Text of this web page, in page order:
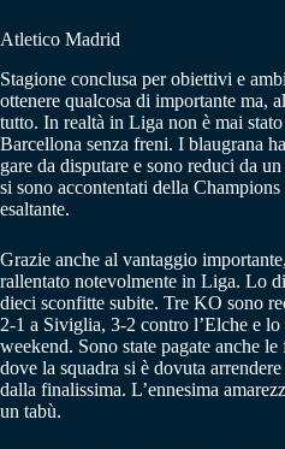
Atletico Madrid
Stagione conclusa per obiettivi e
ottenere qualcosa di importante ma,
tutto. In realtà in Liga non è mai
Barcellona senza freni. I blaugrana
gare da disputare e sono reduci da
si sono accontentati della
esaltante.
Grazie anche al vantaggio
rallentato notevolmente in Liga. Lo
dieci sconfitte subite. Tre KO sono
2-1 a Siviglia, 3-2 contro l’Elche e
weekend. Sono state pagate anche
dove la squadra si è dovuta
dalla finalissima. L’ennesima
un tabù.